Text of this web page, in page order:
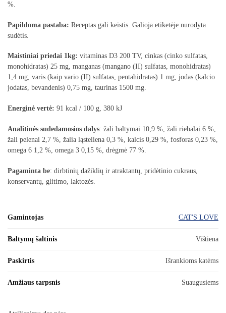
%.
Papildoma pastaba: Receptas gali keistis. Galioja etiketėje nurodyta
sudėtis.
Maistiniai priedai 1kg: vitaminas D3 200 TV, cinkas (cinko sulfatas,
monohidratas) 25 mg, manganas (mangano (II) sulfatas, monohidratas)
1,4 mg, varis (kaip vario (II) sulfatas, pentahidratas) 1 mg, jodas (kalcio
jodatas, bevandenis) 0,75 mg, taurinas 1500 mg.
Energinė vertė: 91 kcal / 100 g, 380 kJ
Analitinės sudedamosios dalys: žali baltymai 10,9 %, žali riebalai 6 %,
žali pelenai 2,7 %, žalia ląsteliena 0,3 %, kalcis 0,29 %, fosforas 0,23 %,
omega 6 1,2 %, omega 3 0,15 %, drėgmė 77 %.
Pagaminta be: dirbtinių dažiklių ir atraktantų, pridėtinio cukraus,
konservantų, glitimo, laktozės.
Gamintojas CAT'S LOVE
Baltymų šaltinis Vištiena
Paskirtis Išrankioms katėms
Amžiaus tarpsnis Suaugusiems